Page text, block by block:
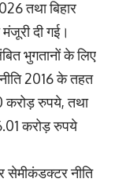
तथा बिहार
दी गई।
भुगतानों के लिए
2016 के तहत
करोड़ रुपये, तथा
करोड़ रुपये
सेमीकंडक्टर नीति